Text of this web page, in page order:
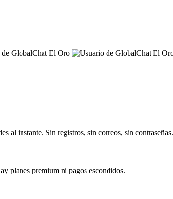
al instante. Sin registros, sin correos, sin contraseñas.
planes premium ni pagos escondidos.